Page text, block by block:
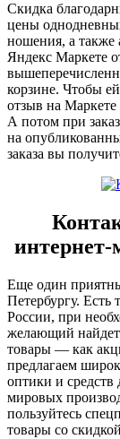
Скидка
цены
ношения, а также
Яндекс Маркете
корзине. Чтобы ей
отзыв на Маркете
А потом при
на
заказа вы
интернет-
Еще один
Петербургу. Есть
России, при
желающий найдет
товары — как
предлагаем
оптики и средств
мировых
пользуйтесь
товары со